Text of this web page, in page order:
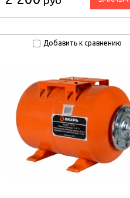
Добавить к сравнению